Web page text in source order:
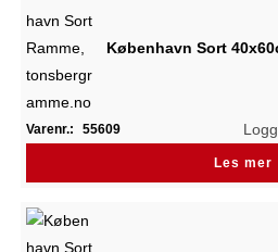
København Sort
Varenr.: 55609
Les mer